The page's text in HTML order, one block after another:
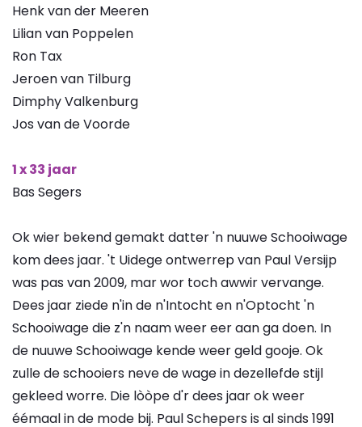
Henk van der Meeren
Lilian van Poppelen
Ron Tax
Jeroen van Tilburg
Dimphy Valkenburg
Jos van de Voorde
1 x 33 jaar
Bas Segers
Ok wier bekend gemakt datter 'n nuuwe Schooiwage
kom dees jaar. 't Uidege ontwerrep van Paul Versijp
was pas van 2009, mar wor toch awwir vervange.
Dees jaar ziede n'in de n'Intocht en n'Optocht 'n
Schooiwage die z'n naam weer eer aan ga doen. In
de nuuwe Schooiwage kende weer geld gooje. Ok
zulle de schooiers neve de wage in dezellefde stijl
gekleed worre. Die lòòpe d'r dees jaar ok weer
éémaal in de mode bij. Paul Schepers is al sinds 1991